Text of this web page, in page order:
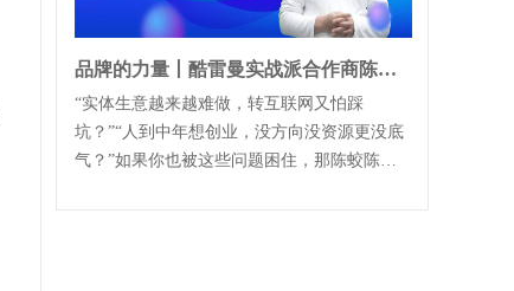
品牌的力量丨酷雷曼实战派合作商陈总讲真经验、传真方法
“实体生意越来越难做，转互联网又怕踩
坑？”“人到中年想创业，没方向没资源更没底
气？”如果你也被这些问题困住，那陈蛟陈